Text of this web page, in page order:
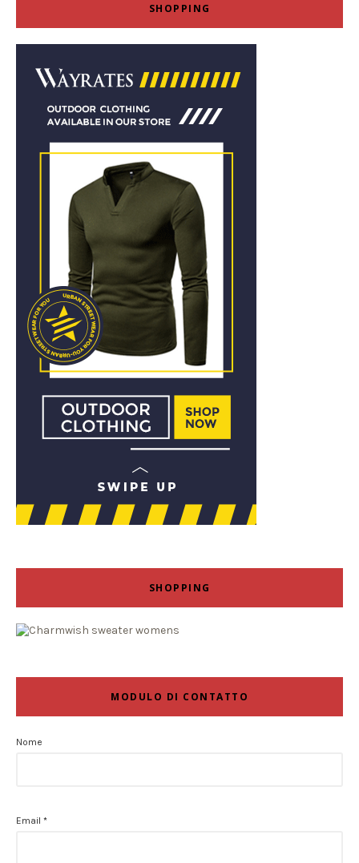
SHOPPING
SHOPPING
MODULO DI CONTATTO
Nome
Email *